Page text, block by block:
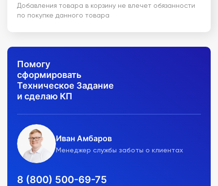
Добавления товара в корзину не влечет обязанности
по покупке данного товара
Помогу
сформировать
Техническое Задание
и сделаю КП
Иван Амбаров
Менеджер службы заботы о клиентах
8 (800) 500-69-75